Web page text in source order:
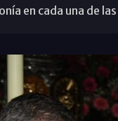
en cada una de